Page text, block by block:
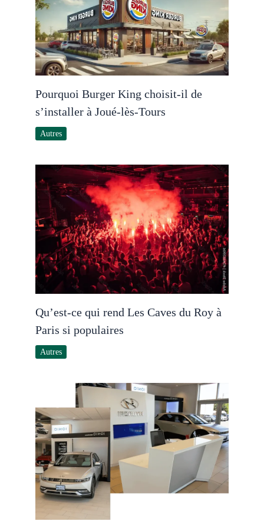
Pourquoi Burger King choisit-il de
s’installer à Joué-lès-Tours
Autres
Qu’est-ce qui rend Les Caves du Roy à
Paris si populaires
Autres